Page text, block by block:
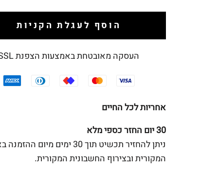
הוסף לעגלת הקניות
העסקה מאובטחת באמצעות הצפנת SSL
אחריות לכל החיים
30 יום החזר כספי מלא
ניתן להחזיר תכשיט תוך 30 ימים מיום
המקורית ובצירוף החשבונית המקורית.